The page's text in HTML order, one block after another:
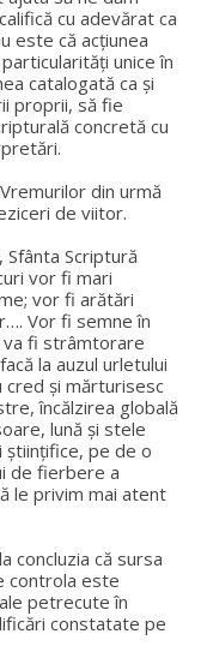
cu adevărat ca
este că acțiunea
unice în
catalogată ca și
proprii, să fie
concretă cu
din urmă
de viitor.
Sfânta Scriptură
vor fi mari
vor fi arătări
Vor fi semne în
va fi strâmtorare
la auzul urletului
cred și mărturisesc
încălzirea globală
lună și stele
pe de o
de fierbere a
le privim mai atent
concluzia că sursa
controla este
petrecute în
constatate pe